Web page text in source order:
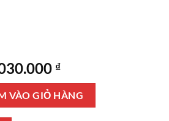
₫.
₫Giá
hiện
tại
là:
số lượng
VÀO GIỎ HÀNG